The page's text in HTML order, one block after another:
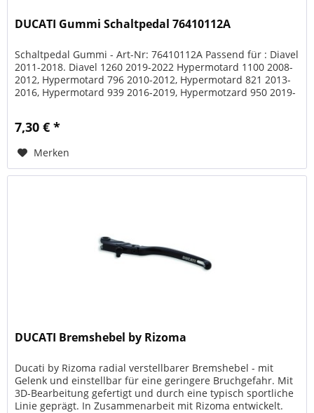
DUCATI Gummi Schaltpedal 76410112A
Schaltpedal Gummi - Art-Nr: 76410112A Passend für : Diavel
2011-2018. Diavel 1260 2019-2022 Hypermotard 1100 2008-
2012, Hypermotard 796 2010-2012, Hypermotard 821 2013-
2016, Hypermotard 939 2016-2019, Hypermotzard 950 2019-
7,30 € *
Merken
DUCATI Bremshebel by Rizoma
Ducati by Rizoma radial verstellbarer Bremshebel - mit
Gelenk und einstellbar für eine geringere Bruchgefahr. Mit
3D-Bearbeitung gefertigt und durch eine typisch sportliche
Linie geprägt. In Zusammenarbeit mit Rizoma entwickelt.